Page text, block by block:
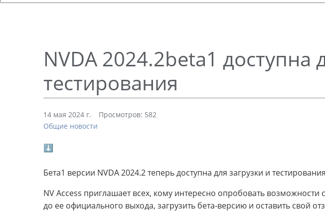
NVDA 2024.2beta1 доступна
тестирования
14 мая 2024 г.
Просмотров: 582
Общие новости
⬇
Бета1 версии NVDA 2024.2 теперь доступна для загрузки и
NV Access приглашает всех, кому интересно опробовать
до ее официального выхода, загрузить бета-версию и оставить свой